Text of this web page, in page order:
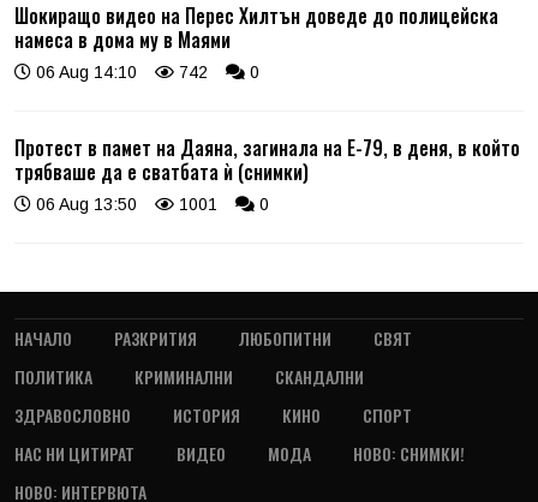
Шокиращо видео на Перес Хилтън доведе до полицейска
намеса в дома му в Маями
06 Aug 14:10 742 0
Протест в памет на Даяна, загинала на Е-79, в деня, в който
трябваше да е сватбата ѝ (снимки)
06 Aug 13:50 1001 0
НАЧАЛО РАЗКРИТИЯ ЛЮБОПИТНИ
СВЯТ
ПОЛИТИКА
КРИМИНАЛНИ
СКАНДАЛНИ
ЗДРАВОСЛОВНО
ИСТОРИЯ КИНО
СПОРТ
НАС НИ ЦИТИРАТ
ВИДЕО МОДА
НОВО: СНИМКИ!
НОВО: ИНТЕРВЮТА